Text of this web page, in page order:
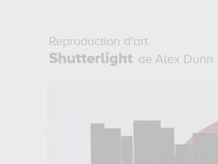
Reproduction d'art
Shutterlight de Alex Dunn